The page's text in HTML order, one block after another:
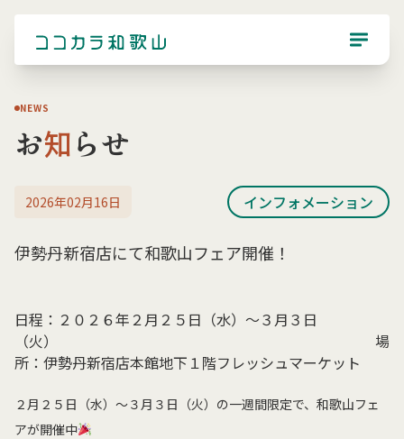
NEWS
お知らせ
2026年02月16日 インフォメーション
伊勢丹新宿店にて和歌山フェア開催！
日程：２０２６年２月２５日（水）～３月３日
（火） 場
所：伊勢丹新宿店本館地下１階フレッシュマーケット
２月２５日（水）～３月３日（火）の一週間限定で、和歌山フェ
アが開催中